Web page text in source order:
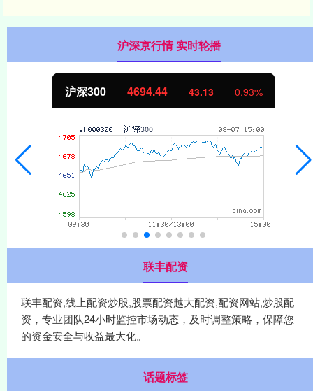
沪深京行情 实时轮播
沪深300 4694.44 43.13 0.93%
联丰配资
联丰配资,线上配资炒股,股票配资越大配资,配资网站,炒股配
资，专业团队24小时监控市场动态，及时调整策略，保障您
的资金安全与收益最大化。
话题标签